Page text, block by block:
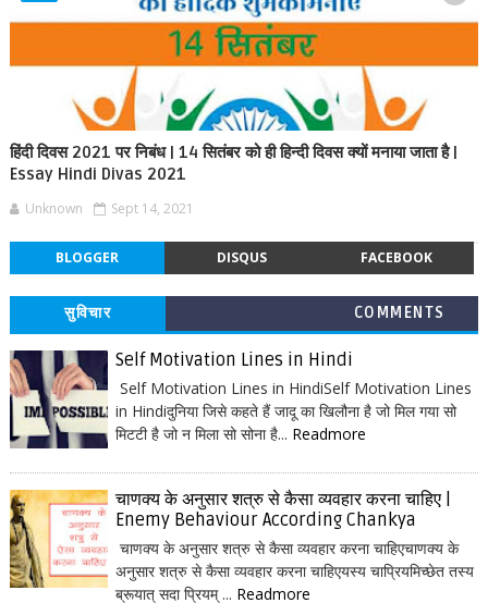
हिंदी दिवस 2021 पर निबंध | 14 सितंबर को ही हिन्दी दिवस क्यों मनाया जाता है |
Essay Hindi Divas 2021
Unknown Sept 14, 2021
BLOGGER DISQUS FACEBOOK
सुविचार COMMENTS
Self Motivation Lines in Hindi
Self Motivation Lines in HindiSelf Motivation Lines
in Hindiदुनिया जिसे कहते हैं जादू का खिलौना है जो मिल गया सो
मिटटी है जो न मिला सो सोना है... Readmore
चाणक्य के अनुसार शत्रु से कैसा व्यवहार करना चाहिए |
Enemy Behaviour According Chankya
चाणक्य के अनुसार शत्रु से कैसा व्यवहार करना चाहिएचाणक्य के
अनुसार शत्रु से कैसा व्यवहार करना चाहिएयस्य चाप्रियमिच्छेत तस्य
ब्रूयात् सदा प्रियम् ... Readmore